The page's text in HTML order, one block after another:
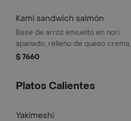
Kami sandwich salmón
Base de arroz envuelto en nori
apanado, relleno de queso crema,
cebollín y salmón.
$ 7660
Platos Calientes
Yakimeshi